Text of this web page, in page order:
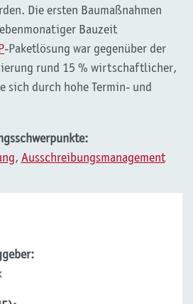
Die ersten Baumaßnahmen
Bauzeit
-Paketlösung war gegenüber der
rund 15 % wirtschaftlicher,
sich durch hohe Termin- und
, Ausschreibungsmanagement